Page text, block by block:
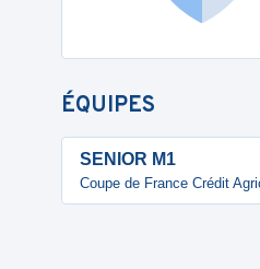
ÉQUIPES
SENIOR M1
Coupe de France Crédit